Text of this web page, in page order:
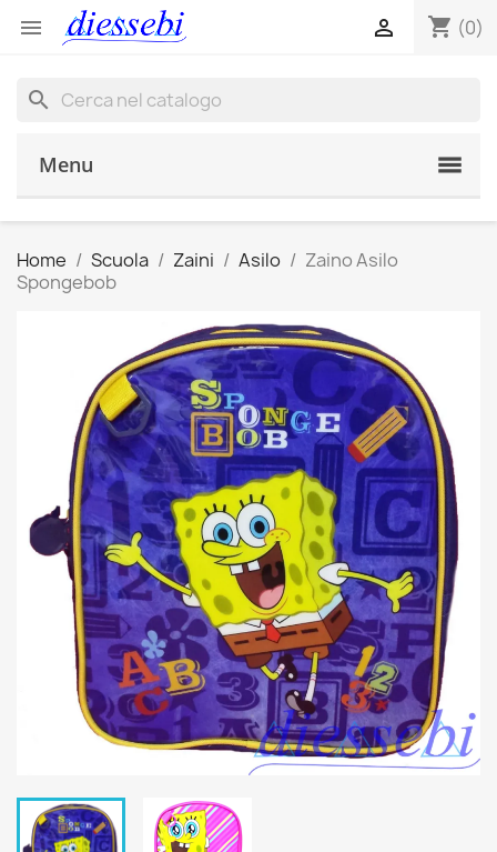
 shopping_cart (0)

search
Menu
Home Scuola Zaini Asilo
Zaino Asilo
Spongebob